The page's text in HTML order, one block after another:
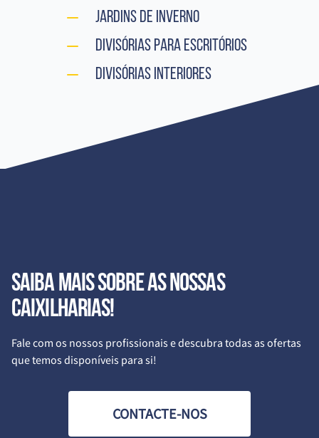
Jardins de Inverno
Divisórias para Escritórios
Divisórias Interiores
Saiba mais sobre as nossas
caixilharias!
Fale com os nossos profissionais e descubra todas as ofertas
que temos disponíveis para si!
CONTACTE-NOS